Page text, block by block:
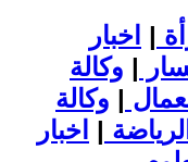
| اخبار
| وكالة
| وكالة
| اخبار